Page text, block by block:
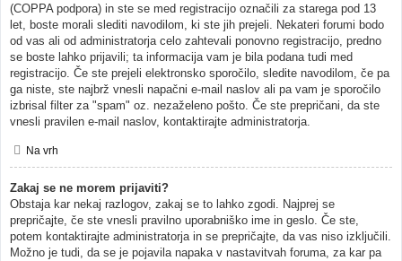
(COPPA podpora) in ste se med registracijo označili za starega pod 13
let, boste morali slediti navodilom, ki ste jih prejeli. Nekateri forumi bodo
od vas ali od administratorja celo zahtevali ponovno registracijo, predno
se boste lahko prijavili; ta informacija vam je bila podana tudi med
registracijo. Če ste prejeli elektronsko sporočilo, sledite navodilom, če pa
ga niste, ste najbrž vnesli napačni e-mail naslov ali pa vam je sporočilo
izbrisal filter za "spam" oz. nezaželeno pošto. Če ste prepričani, da ste
vnesli pravilen e-mail naslov, kontaktirajte administratorja.
Na vrh
Zakaj se ne morem prijaviti?
Obstaja kar nekaj razlogov, zakaj se to lahko zgodi. Najprej se
prepričajte, če ste vnesli pravilno uporabniško ime in geslo. Če ste,
potem kontaktirajte administratorja in se prepričajte, da vas niso izključili.
Možno je tudi, da se je pojavila napaka v nastavitvah foruma, za kar pa